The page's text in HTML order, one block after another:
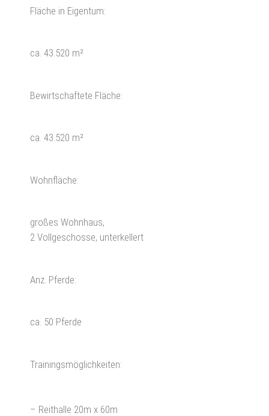
Fläche in Eigentum:
ca. 43.520 m²
Bewirtschaftete Fläche:
ca. 43.520 m²
Wohnfläche:
großes Wohnhaus,
2 Vollgeschosse, unterkellert
Anz. Pferde:
ca. 50 Pferde
Trainingsmöglichkeiten:
– Reithalle 20m x 60m